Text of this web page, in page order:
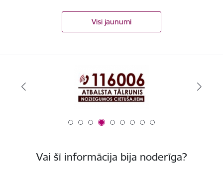
Visi jaunumi
Vai šī informācija bija noderīga?